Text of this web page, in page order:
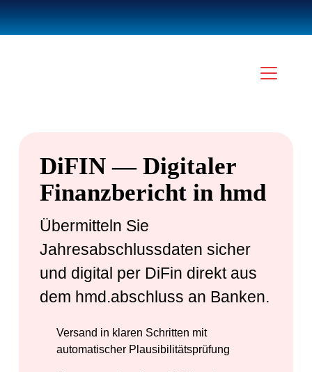
DiFIN — Digitaler
Finanzbericht in hmd
Übermitteln Sie
Jahresabschlussdaten sicher
und digital per DiFin direkt aus
dem hmd.abschluss an Banken.
Versand in klaren Schritten mit
automatischer Plausibilitätsprüfung